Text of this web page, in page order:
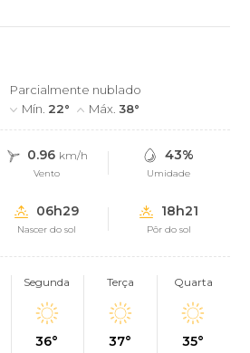
Parcialmente nublado
Mín. 22° Máx.38°
0.96 km/h
Vento
43%
Umidade
06h29
Nascer do sol
18h21
Pôr do sol
Segunda
36°
Terça
37°
Quarta
35°